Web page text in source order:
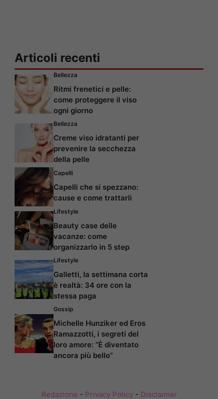
Articoli recenti
Bellezza
Ritmi frenetici e pelle:
come proteggere il viso
ogni giorno
Bellezza
Creme viso idratanti per
prevenire la secchezza
della pelle
Capelli
Capelli che si spezzano:
cause e come trattarli
Lifestyle
Beauty case delle
vacanze: come
organizzarlo in 5 step
Lifestyle
Galletti, la settimana corta
è realtà: 34 ore con la
stessa paga
Gossip
Michelle Hunziker ed Eros
Ramazzotti, i segreti del
loro amore: “È diventato
ancora più bello”
Redazione - Privacy Policy- Disclaimer